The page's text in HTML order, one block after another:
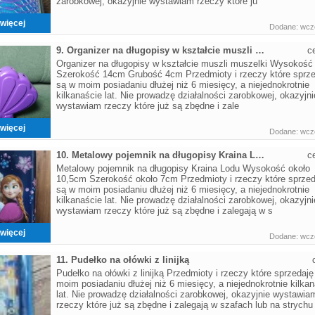
Dodane:
9. Organizer na długopisy w kształcie muszli muszelki
Organizer na długopisy w kształcie muszli muszelki Wysokość
Szerokość 14cm Grubość 4cm Przedmioty i rzeczy które
są w moim posiadaniu dłużej niż 6 miesięcy, a niejednokrotnie
kilkanaście lat. Nie prowadzę działalności zarobkowej,
wystawiam rzeczy które już są zbędne i zale
Dodane:
10. Metalowy pojemnik na długopisy Kraina Lodu
Metalowy pojemnik na długopisy Kraina Lodu Wysokość około
10,5cm Szerokość około 7cm Przedmioty i rzeczy które
są w moim posiadaniu dłużej niż 6 miesięcy, a niejednokrotnie
kilkanaście lat. Nie prowadzę działalności zarobkowej,
wystawiam rzeczy które już są zbędne i zalegają w s
Dodane:
11. Pudełko na ołówki z linijką
Pudełko na ołówki z linijką Przedmioty i rzeczy które
moim posiadaniu dłużej niż 6 miesięcy, a niejednokrotnie
lat. Nie prowadzę działalności zarobkowej, okazyjnie
rzeczy które już są zbędne i zalegają w szafach lub na strychu